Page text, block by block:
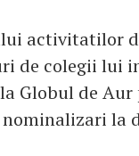
activitatilor
de colegii lui
Globul de
la